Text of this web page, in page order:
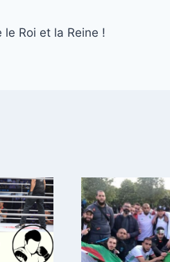
le Roi et la Reine !